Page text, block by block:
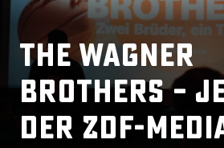
THE WAGNER
BROTHERS –
der ZDF-